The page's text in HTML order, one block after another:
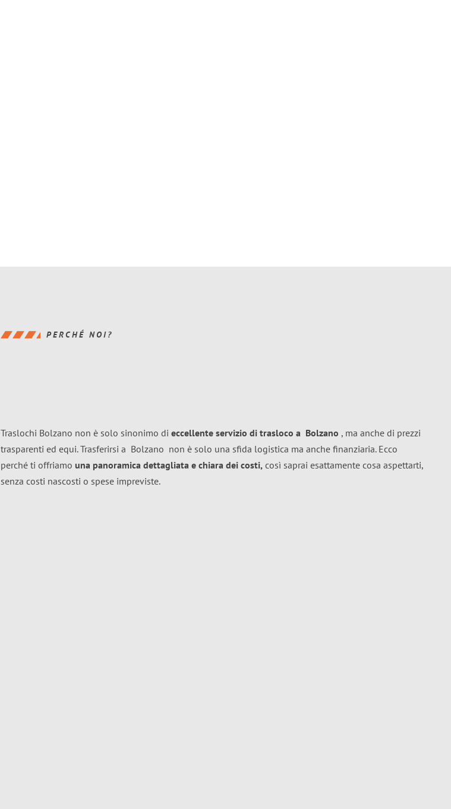
PERCHÉ NOI?
Traslochi Bolzano non è solo sinonimo di eccellente servizio di trasloco a Bolzano , ma anche di prezzi
trasparenti ed equi. Trasferirsi a Bolzano non è solo una sfida logistica ma anche finanziaria. Ecco
perché ti offriamo una panoramica dettagliata e chiara dei costi, così saprai esattamente cosa aspettarti,
senza costi nascosti o spese impreviste.